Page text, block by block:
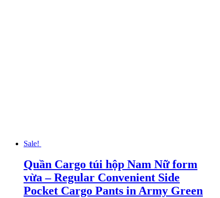
Sale!
Quần Cargo túi hộp Nam Nữ form
vừa – Regular Convenient Side
Pocket Cargo Pants in Army Green